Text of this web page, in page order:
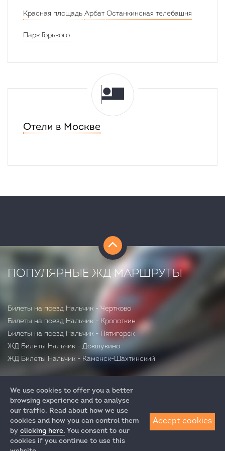
минут
Красная площадь Арбат Останкинская телебашня
Парк Горького
Отели в Москве
ПОПУЛЯРНЫЕ ЖД МАРШРУТЫ
Билеты на поезд Нальчик - Чертково
Билеты на поезд Нальчик - Кропоткин
Билеты на поезд Нальчик - Пятигорск
ЖД Билеты Нальчик - Докшукино
ЖД Билеты Нальчик - Каменск-Шахтинский
+7 (812) 313-64-52
We use cookies to offer you a better
browsing experience and to analyse
our traffic. Read about how we use
cookies and how you can control them
by clicking here. You consent to our
cookies if you continue to use this
Accept cookies